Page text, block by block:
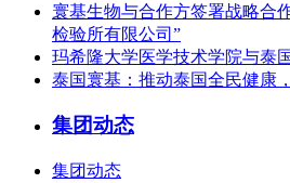
寰基生物与合作方签署战略合
检验所有限公司”
玛希隆大学医学技术学院与泰
泰国寰基：推动泰国全民健康
集团动态
集团动态